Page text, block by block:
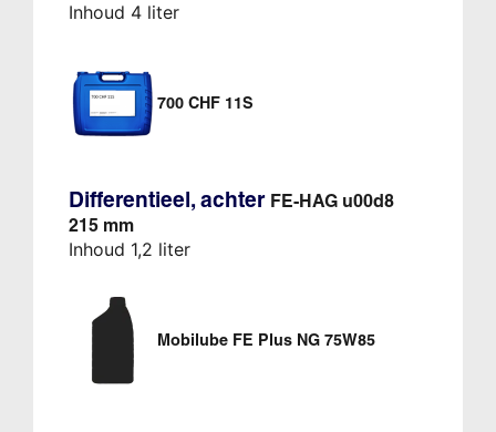
Inhoud 4 liter
700 CHF 11S
Differentieel, achter FE-HAG u00d8
215 mm
Inhoud 1,2 liter
Mobilube FE Plus NG 75W85